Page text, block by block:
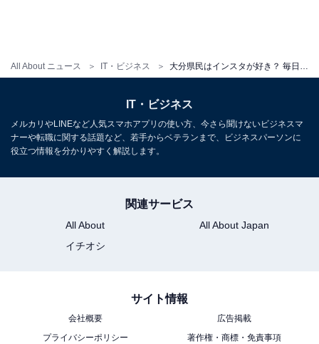
All About ニュース IT・ビジネス
「映え」の次はこれ！ 若者世代の3つのインスタ活用法
・
若者の新常識!? 連絡先交換はインスタ、親しくなったら
Clubhouseの次は何が来る？ 海外発の注目SNSサービス
IT・ビジネス
メルカリやLINEなど人気スマホアプリの使い方、今さら聞けないビジネスマ
ナーや転職に関する話題など、若手からベテランまで、ビジネスパーソンに
役立つ情報を分かりやすく解説します。
関連サービス
All About
All About Japan
イチオシ
サイト情報
会社概要
広告掲載
プライバシーポリシー
著作権・商標・免責事項